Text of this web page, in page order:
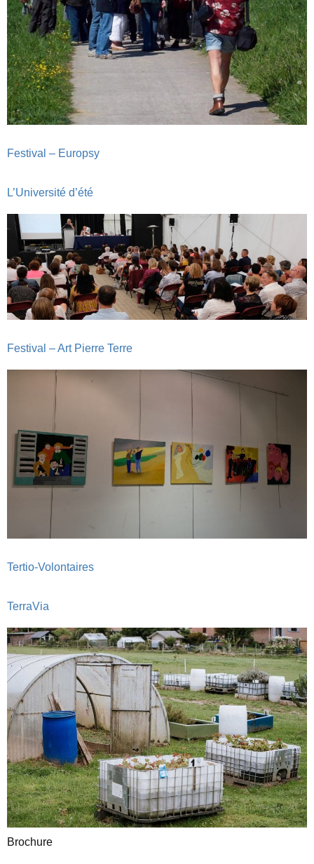
Festival – Europsy
L’Université d’été
Festival – Art Pierre Terre
Tertio-Volontaires
TerraVia
Brochure